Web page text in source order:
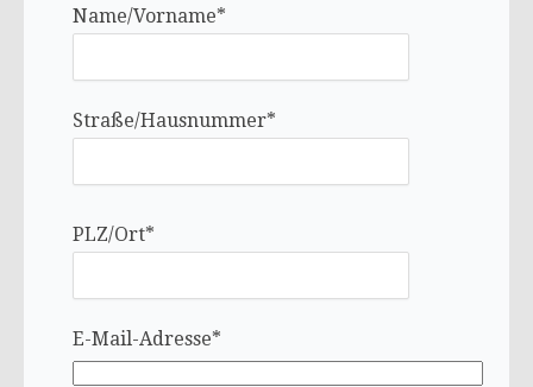
Name/Vorname*
Straße/Hausnummer*
PLZ/Ort*
E-Mail-Adresse*